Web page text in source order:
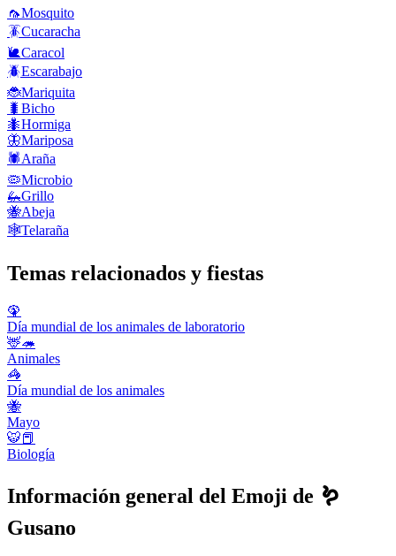
🦟Mosquito
🪳Cucaracha
🐌Caracol
🪲Escarabajo
🐞Mariquita
🐛 Bicho
🐜Hormiga
🦋Mariposa
🕷️Araña
🦠Microbio
🦗Grillo
🐝Abeja
🕸️Telaraña
Temas relacionados y fiestas
🦚
Día mundial de los animales de laboratorio
🦌🦔
Animales
🦓
Día mundial de los animales
🐝
Mayo
🐯📕
Biología
Información general del Emoji de 🪱
Gusano